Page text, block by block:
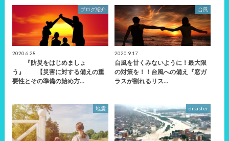
ブログ紹介
2020.6.28
『防災をはじめましょ
う』 【災害に対する備えの重
要性とその準備の始め方…
台風
2020.9.17
台風を甘くみないように！最大限
の対策を！！台風への備え『窓ガ
ラスが割れるリス…
地震 disaster